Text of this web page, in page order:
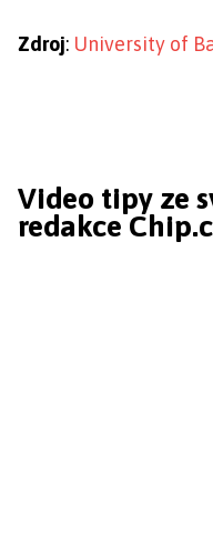
Zdroj: University of
Video tipy ze
redakce